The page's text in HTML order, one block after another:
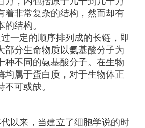
着非常复杂的结构，然而却有
结构。
一定的顺序排列成的长链，即
部分生命物质以氨基酸分子为
种不同的氨基酸分子。在生物
均属于蛋白质，对于生物体正
可或缺。
以来，当建立了细胞学说的时